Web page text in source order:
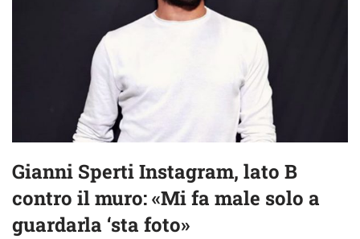
Gianni Sperti Instagram, lato B
contro il muro: «Mi fa male solo a
guardarla ‘sta foto»